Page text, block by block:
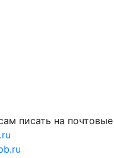
писать на